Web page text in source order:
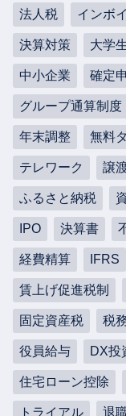
法人税 インボ
決算対策 大学
中小企業 確定
グループ通算制度
年末調整 無料
テレワーク 譲
ふるさと納税
IPO 決算書
経費精算 IFRS
賃上げ促進税制
固定資産税 税
役員給与 DX投
住宅ローン控除
トライアル 退